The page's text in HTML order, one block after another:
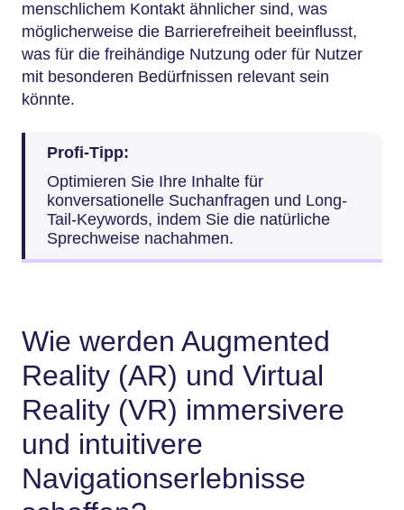
menschlichem Kontakt ähnlicher sind, was
möglicherweise die Barrierefreiheit beeinflusst,
was für die freihändige Nutzung oder für Nutzer
mit besonderen Bedürfnissen relevant sein
könnte.
Profi-Tipp:
Optimieren Sie Ihre Inhalte für
konversationelle Suchanfragen und Long-
Tail-Keywords, indem Sie die natürliche
Sprechweise nachahmen.
Wie werden Augmented
Reality (AR) und Virtual
Reality (VR) immersivere
und intuitivere
Navigationserlebnisse